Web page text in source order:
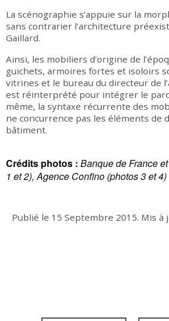
La scénographie s’appuie sur la
sans contrarier l’architecture
Gaillard.
Ainsi, les mobiliers d’origine de
guichets, armoires fortes et isoloirs
vitrines et le bureau du directeur de
est réinterprété pour intégrer le
même, la syntaxe récurrente des
ne concurrence pas les éléments de
bâtiment.
Crédits photos : Banque de France
1 et 2), Agence Confino (photos 3 et 4)
Publié le 15 Septembre 2015. Mis à